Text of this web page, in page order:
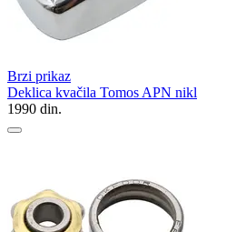
Brzi prikaz
Deklica kvačila Tomos APN nikl
1990 din.